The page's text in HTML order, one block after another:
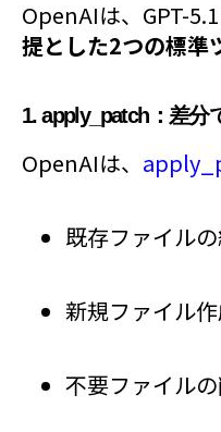
OpenAIは、GPT-
提とした2つの標準
1. apply_patch：差分
OpenAIは、
既存ファイル
新規ファイル
不要ファイル